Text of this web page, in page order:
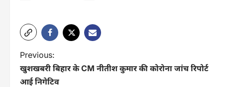
P
o
Previous:
खुशखबरी बिहार के CM नीतीश कुमार की कोरोना जांच रिपोर्ट
आई निगेटिव